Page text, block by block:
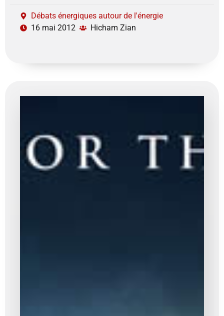
Débats énergiques autour de l'énergie
16 mai 2012
Hicham Zian